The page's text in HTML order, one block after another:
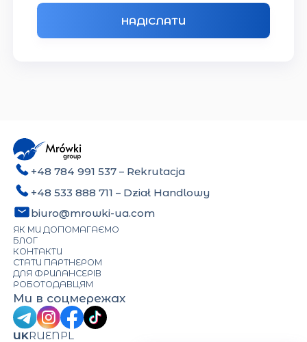
НАДІСЛАТИ
+48 784 991 537 – Rekrutacja
+48 533 888 711 – Dział Handlowy
biuro@mrowki-ua.com
ЯК МИ ДОПОМАГАЄМО
БЛОГ
КОНТАКТИ
СТАТИ ПАРТНЕРОМ
ДЛЯ ФРИЛАНСЕРІВ
РОБОТОДАВЦЯМ
Ми в соцмережах
UKRUENPL